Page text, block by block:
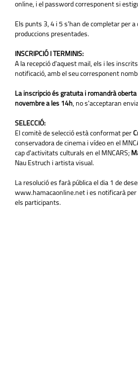
online, i el password corresponent si
Els punts 3, 4 i 5 s'han de completar per a
produccions presentades.
INSCRIPCIÓ I TERMINIS:
A la recepció d'aquest mail, els i les
notificació, amb el seu corresponent
La inscripció és gratuïta i romandrà
novembre a les 14h, no s'acceptaran
SELECCIÓ:
El comitè de selecció està conformat per
conservadora de cinema i vídeo en el
cap d'activitats culturals en el MNCARS;
Nau Estruch i artista visual.
La resolució es farà pública el dia 1 de
www.hamacaonline.net i es notificarà per
els participants.